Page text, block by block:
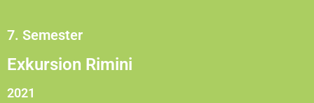
7. Semester
Exkursion Rimini
2021